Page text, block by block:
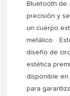
Bluetooth de
precisión y
un cuerpo
metálico. .
diseño de
estética
disponible en
para